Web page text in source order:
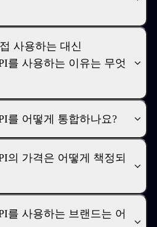
사용하는 대신
를 사용하는 이유는 무엇
를 어떻게 통합하나요?
의 가격은 어떻게 책정되
를 사용하는 브랜드는 어